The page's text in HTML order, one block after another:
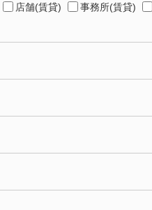
店舗(賃貸) 事務所(賃貸)